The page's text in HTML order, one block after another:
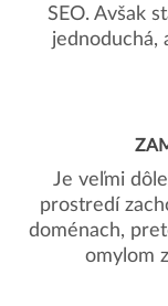
SEO. Avšak
jednoduchá,
Je veľmi
prostredí
doménach,
omylom